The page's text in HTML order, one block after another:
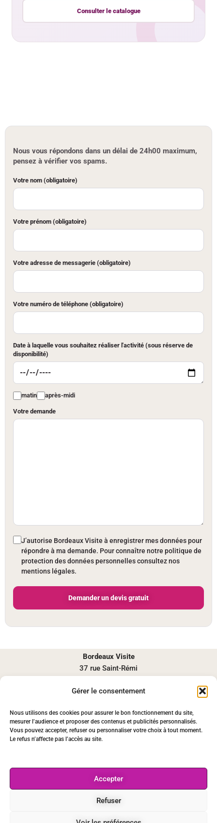
Gérer le consentement
Nous utilisons des cookies pour assurer le bon fonctionnement du site,
mesurer l’audience et proposer des contenus et publicités personnalisés.
Vous pouvez accepter, refuser ou personnaliser votre choix à tout moment.
Le refus n’affecte pas l’accès au site.
Accepter
Refuser
Consulter le catalogue
Nous vous répondons dans un délai de 24h00 maximum,
pensez à vérifier vos spams.
Votre nom (obligatoire)
Votre prénom (obligatoire)
Votre adresse de messagerie (obligatoire)
Votre numéro de téléphone (obligatoire)
Date à laquelle vous souhaitez réaliser l'activité (sous réserve de
disponibilité)
matin après-midi
Votre demande
J’autorise Bordeaux Visite à enregistrer mes données pour
répondre à ma demande. Pour connaître notre politique de
protection des données personnelles consultez nos
mentions légales.
Bordeaux Visite
37 rue Saint-Rémi
contact@bordeauxvisite.com
Lundi-Samedi : 09-19h
Recrutement
Partenariat
Mentions légales
Paiement sécurisé
Nos CGV